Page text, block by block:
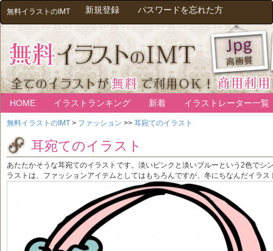
無料イラストのIMT 新規登録 パスワードを忘れた方
HOME イラストランキング 新着 イラストレーター一覧
無料イラストのIMT > ファッション >> 耳宛てのイラスト
耳宛てのイラスト
あたたかそうな耳宛てのイラストです。淡いピンクと淡いブルーという2色でシ
ラストは、ファッションアイテムとしてはもちろんですが、冬にちなんだイラ